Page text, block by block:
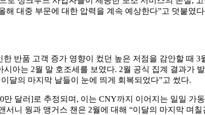
대중 부문에 대한 압력을 계속 예상한다”고 덧붙였
반품 고객 증가 영향이 컸던 높은 저점을 감안할 때
아는 2월 말 호조세를 보였다. 2월 공식 집계 결과가
달의 마지막 날들이 눈에 띄게 회복되었다”고 썼다.
만 달러]로 추정되며, 이는 CNY까지 이어지는 일일
니 웡과 앵거스 챈은 2월에 대해 “이달의 마지막 며